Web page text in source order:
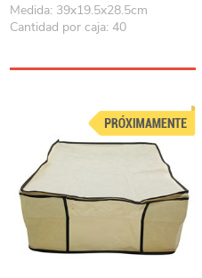
Medida: 39x19.5x28.5cm
Cantidad por caja: 40